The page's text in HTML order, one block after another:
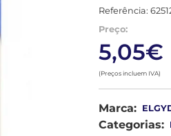
Referência:
Preço:
5,05€
(Preços incluem IVA)
Marca:
Categorias: